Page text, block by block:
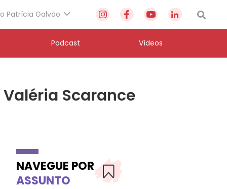
Patrícia Galvão
Podcast Vídeos
Scarance
NAVEGUE POR
ASSUNTO